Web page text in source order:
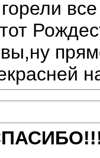
все